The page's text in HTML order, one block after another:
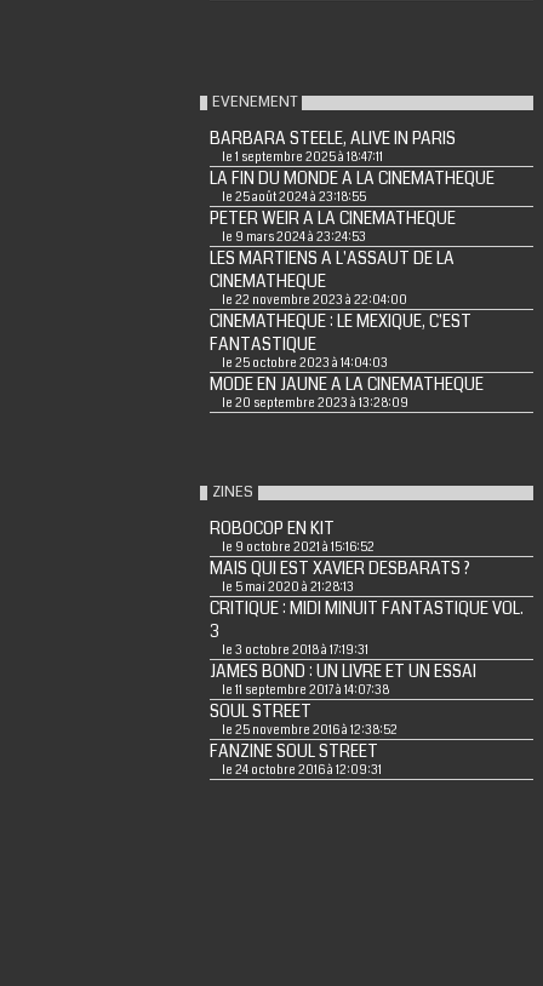
EVENEMENT
BARBARA STEELE, ALIVE IN PARIS
le 1 septembre 2025 à 18:47:11
LA FIN DU MONDE A LA CINEMATHEQUE
le 25 août 2024 à 23:18:55
PETER WEIR A LA CINEMATHEQUE
le 9 mars 2024 à 23:24:53
LES MARTIENS A L'ASSAUT DE LA
CINEMATHEQUE
le 22 novembre 2023 à 22:04:00
CINEMATHEQUE : LE MEXIQUE, C'EST
FANTASTIQUE
le 25 octobre 2023 à 14:04:03
MODE EN JAUNE A LA CINEMATHEQUE
le 20 septembre 2023 à 13:28:09
ZINES
ROBOCOP EN KIT
le 9 octobre 2021 à 15:16:52
MAIS QUI EST XAVIER DESBARATS ?
le 5 mai 2020 à 21:28:13
CRITIQUE : MIDI MINUIT FANTASTIQUE VOL.
3
le 3 octobre 2018 à 17:19:31
JAMES BOND : UN LIVRE ET UN ESSAI
le 11 septembre 2017 à 14:07:38
SOUL STREET
le 25 novembre 2016 à 12:38:52
FANZINE SOUL STREET
le 24 octobre 2016 à 12:09:31